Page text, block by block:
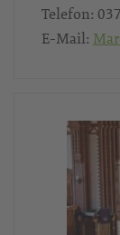
Telefon:
E-Mail: